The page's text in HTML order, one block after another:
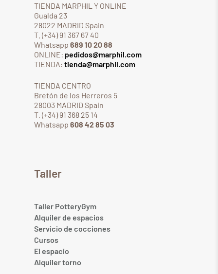
TIENDA MARPHIL Y ONLINE
Gualda 23
28022 MADRID Spain
T. (+34) 91 367 67 40
Whatsapp 689 10 20 88
ONLINE: pedidos@marphil.com
TIENDA: tienda@marphil.com
TIENDA CENTRO
Bretón de los Herreros 5
28003 MADRID Spain
T. (+34) 91 368 25 14
Whatsapp 608 42 85 03
Taller
Taller PotteryGym
Alquiler de espacios
Servicio de cocciones
Cursos
El espacio
Alquiler torno